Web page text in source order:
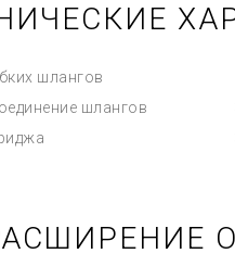
шлангов
шлангов